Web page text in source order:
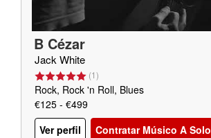
B Cézar
Jack White
(1)
Rock, Rock 'n Roll, Blues
€125 - €499
Ver perfil
Contratar Músico A Solo